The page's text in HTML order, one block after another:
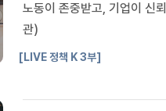
질병관리청
공정거래위원회
국가테러대책위원회
중앙선거관리위원회
노동이 존중받고, 기업이 신
관)
[LIVE 정책 K 3부]